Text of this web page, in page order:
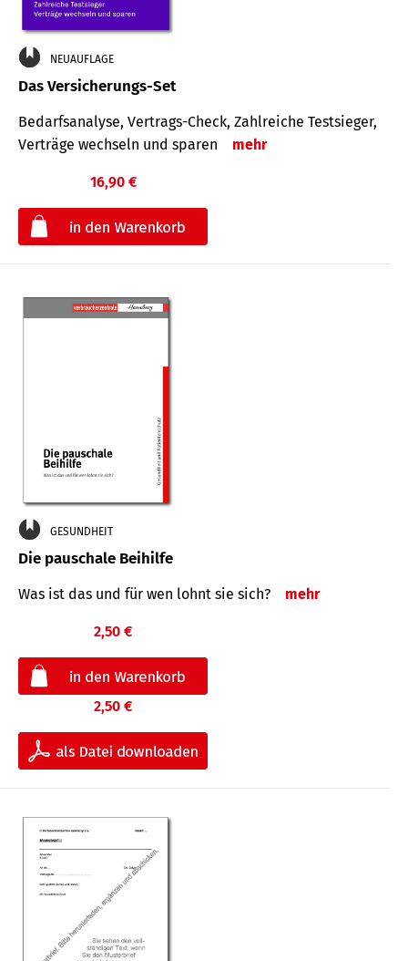
NEUAUFLAGE
Das Versicherungs-Set
Bedarfsanalyse, Vertrags-Check, Zahlreiche Testsieger,
Verträge wechseln und sparen
mehr
16,90 €
GESUNDHEIT
Die pauschale Beihilfe
Was ist das und für wen lohnt sie sich? mehr
2,50 €
2,50 €